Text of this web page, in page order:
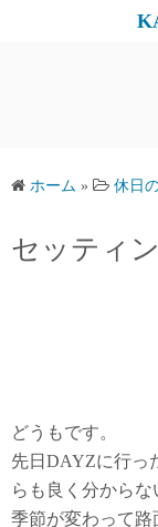
ス
ッ
ホーム » 休日
セッティ
どうもです。
先日DAYZに行っ
らも良く分から
季節が変わって